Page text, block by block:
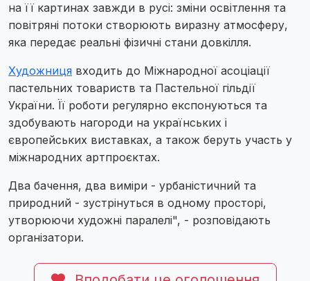
на її картинах завжди в русі: зміни освітлення та
повітряні потоки створюють виразну атмосферу,
яка передає реальні фізичні стани довкілля.
Художниця входить до Міжнародної асоціації
пастельних товариств та Пастельної гільдії
України. Її роботи регулярно експонуються та
здобувають нагороди на українських і
європейських виставках, а також беруть участь у
міжнародних артпроєктах.
Два бачення, два виміри - урбаністичний та
природний - зустрінуться в одному просторі,
утворюючи художні паралелі", - розповідають
організатори.